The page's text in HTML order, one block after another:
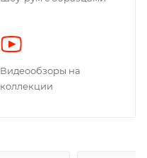
Видеообзоры на
коллекции